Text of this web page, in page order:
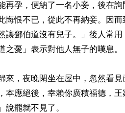
再孕，便納了一名小妾，後在
悔恨不已，從此不再納妾。因
讓鄧伯道沒有兒子。」後人常
憂」表示對他人無子的嘆息。
來，夜晚閑坐在屋中，忽然看
本應絕後，幸賴你廣積福德，
說罷就不見了。